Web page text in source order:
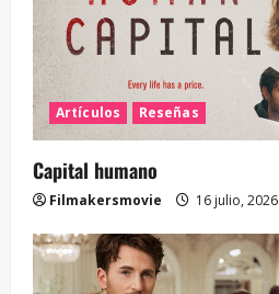
Artículos Reseñas
Capital humano
Filmakersmovie 16 julio, 2026